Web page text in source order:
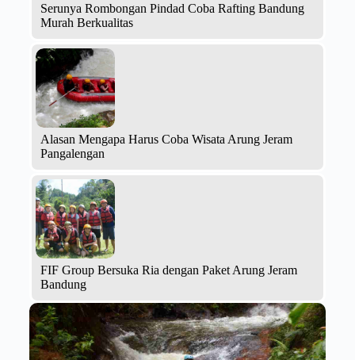
Serunya Rombongan Pindad Coba Rafting Bandung
Murah Berkualitas
Alasan Mengapa Harus Coba Wisata Arung Jeram
Pangalengan
FIF Group Bersuka Ria dengan Paket Arung Jeram
Bandung